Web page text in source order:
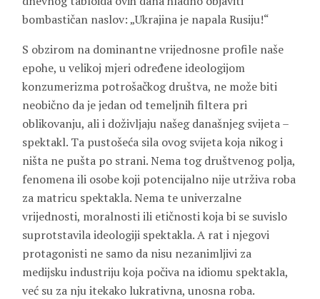
bombastičan naslov: „Ukrajina je napala Rusiju!“
S obzirom na dominantne vrijednosne profile naše
epohe, u velikoj mjeri određene ideologijom
konzumerizma potrošačkog društva, ne može biti
neobično da je jedan od temeljnih filtera pri
oblikovanju, ali i doživljaju našeg današnjeg svijeta –
spektakl. Ta pustošeća sila ovog svijeta koja nikog i
ništa ne pušta po strani. Nema tog društvenog polja,
fenomena ili osobe koji potencijalno nije utrživa roba
za matricu spektakla. Nema te univerzalne
vrijednosti, moralnosti ili etičnosti koja bi se suvislo
suprotstavila ideologiji spektakla. A rat i njegovi
protagonisti ne samo da nisu nezanimljivi za
medijsku industriju koja počiva na idiomu spektakla,
već su za nju itekako lukrativna, unosna roba.